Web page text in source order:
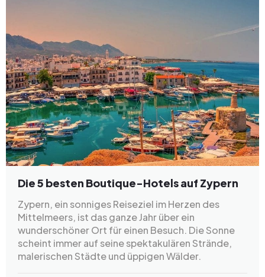
Die 5 besten Boutique-Hotels auf Zypern
Zypern, ein sonniges Reiseziel im Herzen des
Mittelmeers, ist das ganze Jahr über ein
wunderschöner Ort für einen Besuch. Die Sonne
scheint immer auf seine spektakulären Strände,
malerischen Städte und üppigen Wälder.